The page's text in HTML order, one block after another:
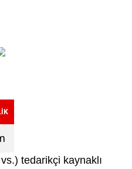
tedarikçi kaynaklı